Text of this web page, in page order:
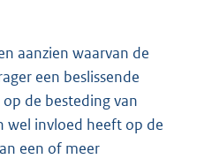
aanzien waarvan de
een beslissende
de besteding van
wel invloed heeft op de
een of meer